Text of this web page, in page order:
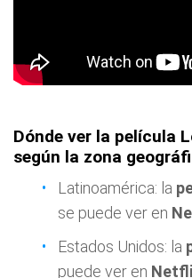
Dónde ver la película
según la zona
Latinoamérica: la
se puede ver en
Estados Unidos: la
puede ver en